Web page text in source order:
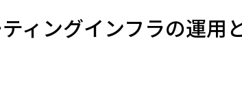
ィングインフラの運